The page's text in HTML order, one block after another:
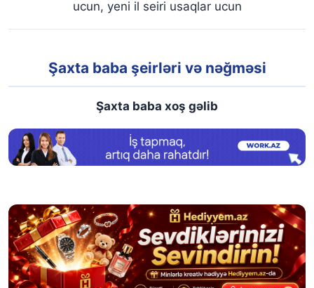
Yolka şeiri və ya nəğməsi
ucun, yeni il seiri usaqlar ucun
Şaxta baba şeirləri və nəğməsi
Şaxta baba xoş gəlib